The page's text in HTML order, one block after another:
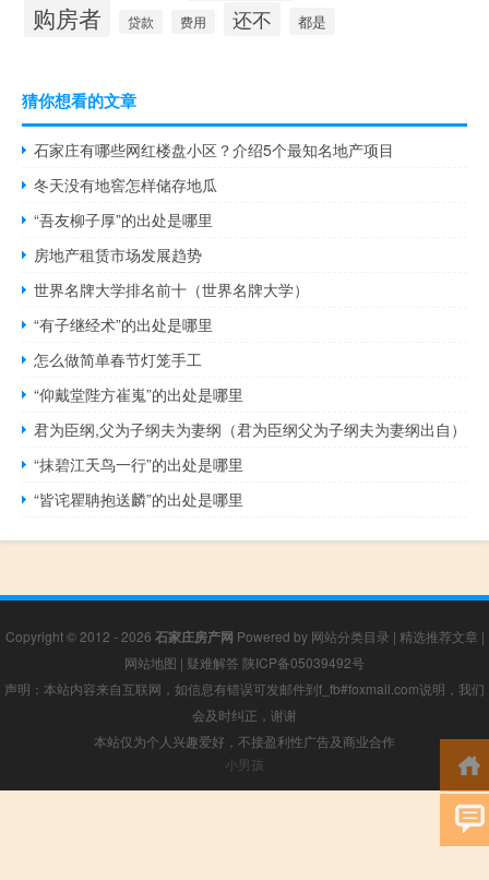
购房者 贷款 费用 还不 都是
猜你想看的文章
石家庄有哪些网红楼盘小区？介绍5个最知名地产项目
冬天没有地窖怎样储存地瓜
“吾友柳子厚”的出处是哪里
房地产租赁市场发展趋势
世界名牌大学排名前十（世界名牌大学）
“有子继经术”的出处是哪里
怎么做简单春节灯笼手工
“仰戴堂陛方崔嵬”的出处是哪里
君为臣纲,父为子纲夫为妻纲（君为臣纲父为子纲夫为妻纲出自）
“抹碧江天鸟一行”的出处是哪里
“皆诧瞿聃抱送麟”的出处是哪里
Copyright © 2012 - 2026 石家庄房产网 Powered by 网站分类目录 | 精选推荐文章 |
网站地图 | 疑难解答 陕ICP备05039492号
声明：本站内容来自互联网，如信息有错误可发邮件到f_fb#foxmail.com说明，我们
会及时纠正，谢谢
本站仅为个人兴趣爱好，不接盈利性广告及商业合作
小男孩